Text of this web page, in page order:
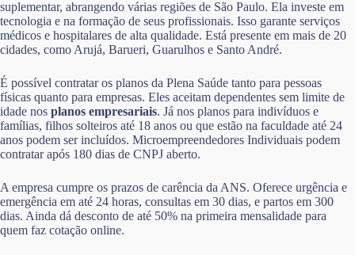
suplementar, abrangendo várias regiões de São Paulo. Ela investe em
tecnologia e na formação de seus profissionais. Isso garante serviços
médicos e hospitalares de alta qualidade. Está presente em mais de 20
cidades, como Arujá, Barueri, Guarulhos e Santo André.
É possível contratar os planos da Plena Saúde tanto para pessoas
físicas quanto para empresas. Eles aceitam dependentes sem limite de
idade nos planos empresariais. Já nos planos para indivíduos e
famílias, filhos solteiros até 18 anos ou que estão na faculdade até 24
anos podem ser incluídos. Microempreendedores Individuais podem
contratar após 180 dias de CNPJ aberto.
A empresa cumpre os prazos de carência da ANS. Oferece urgência e
emergência em até 24 horas, consultas em 30 dias, e partos em 300
dias. Ainda dá desconto de até 50% na primeira mensalidade para
quem faz cotação online.